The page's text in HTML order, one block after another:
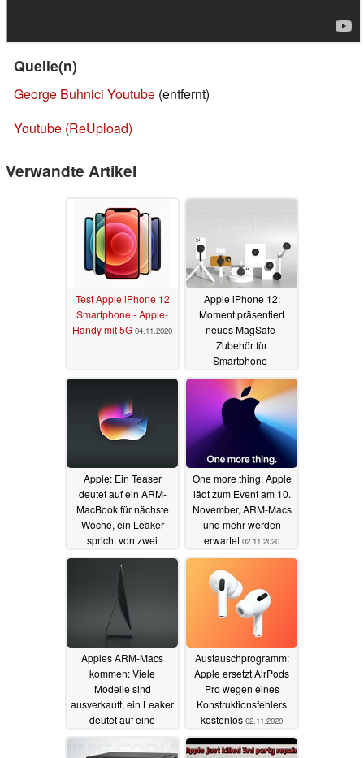
Quelle(n)
George Buhnici Youtube (entfernt)
Youtube (ReUpload)
Verwandte Artikel
Test Apple iPhone 12
Smartphone - Apple-
Handy mit 5G 04.11.2020
Apple iPhone 12:
Moment präsentiert
neues MagSafe-
Zubehör für
Smartphone-
Fotografen03.11.2020
Apple: Ein Teaser
deutet auf ein ARM-
MacBook für nächste
Woche, ein Leaker
spricht von zwei
Modellen02.11.2020
One more thing: Apple
lädt zum Event am 10.
November, ARM-Macs
und mehr werden
erwartet 02.11.2020
Apples ARM-Macs
kommen: Viele
Modelle sind
ausverkauft, ein Leaker
deutet auf eine
immense Performance
der Nachfolger
Austauschprogramm:
Apple ersetzt AirPods
Pro wegen eines
Konstruktionsfehlers
kostenlos 02.11.2020